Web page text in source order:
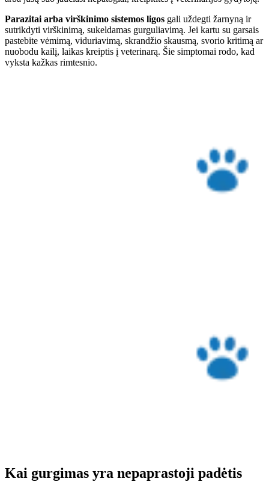
Parazitai arba virškinimo sistemos ligos gali uždegti žarnyną ir
sutrikdyti virškinimą, sukeldamas gurguliavimą. Jei kartu su garsais
pastebite vėmimą, viduriavimą, skrandžio skausmą, svorio kritimą ar
nuobodu kailį, laikas kreiptis į veterinarą. Šie simptomai rodo, kad
vyksta kažkas rimtesnio.
Kai gurgimas yra nepaprastoji padėtis